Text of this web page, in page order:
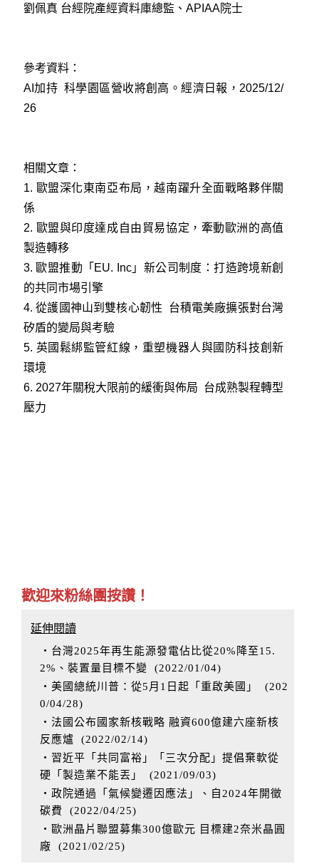
劉佩真 台經院產經資料庫總監、APIAA院士
參考資料：
AI加持 科學園區營收將創高。經濟日報，2025/12/
26
相關文章：
1. 歐盟深化東南亞布局，越南躍升全面戰略夥伴關
係
2. 歐盟與印度達成自由貿易協定，牽動歐洲的高值
製造轉移
3. 歐盟推動「EU. Inc」新公司制度：打造跨境新創
的共同市場引擎
4.從護國神山到雙核心韌性 台積電美廠擴張對台灣
矽盾的變局與考驗
5. 英國鬆綁監管紅線，重塑機器人與國防科技創新
環境
6. 2027年關稅大限前的緩衝與佈局 台成熟製程轉型
壓力
歡迎來粉絲團按讚！
延伸閱讀
‧台灣2025年再生能源發電佔比從20%降至15.
2%、裝置量目標不變 (2022/01/04)
‧美國總統川普：從5月1日起「重啟美國」
(202
0/04/28)
‧法國公布國家新核戰略 融資600億建六座新核
反應爐
(2022/02/14)
‧習近平「共同富裕」「三次分配」提倡棄軟從
硬「製造業不能丟」
(2021/09/03)
‧政院通過「氣候變遷因應法」、自2024年開徵
碳費
(2022/04/25)
‧歐洲晶片聯盟募集300億歐元 目標建2奈米晶圓
廠 (2021/02/25)